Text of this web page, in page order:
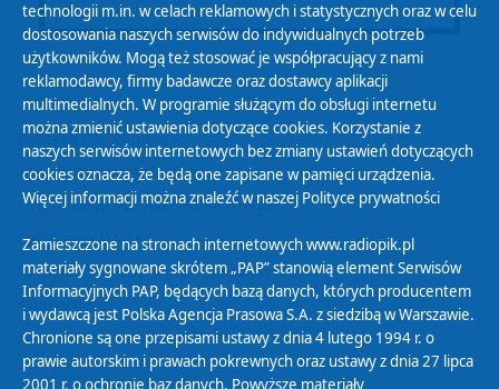
Polityka Prywatności
Zasady korzystania z Serwisu
Organizacje Pożytku Publicznego
Cyfryzacja DAB+
Polityka ochrony danych osobowych
Abonament
Zamówienia publiczne
technologii m.in. w celach reklamowych i statystycznych oraz w celu
dostosowania naszych serwisów do indywidualnych potrzeb
użytkowników. Mogą też stosować je współpracujący z nami
reklamodawcy, firmy badawcze oraz dostawcy aplikacji
multimedialnych. W programie służącym do obsługi internetu
można zmienić ustawienia dotyczące cookies. Korzystanie z
naszych serwisów internetowych bez zmiany ustawień dotyczących
cookies oznacza, że będą one zapisane w pamięci urządzenia.
Więcej informacji można znaleźć w naszej Polityce prywatności
Zamieszczone na stronach internetowych www.radiopik.pl
materiały sygnowane skrótem „PAP” stanowią element Serwisów
Informacyjnych PAP, będących bazą danych, których producentem
i wydawcą jest Polska Agencja Prasowa S.A. z siedzibą w Warszawie.
Chronione są one przepisami ustawy z dnia 4 lutego 1994 r. o
prawie autorskim i prawach pokrewnych oraz ustawy z dnia 27 lipca
2001 r. o ochronie baz danych. Powyższe materiały